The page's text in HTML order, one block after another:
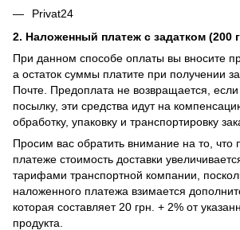
Privat24
2. Наложенный платеж с задатком (200
При данном способе оплаты вы вносите
а остаток суммы платите при получении
Почте. Предоплата не возвращается,
посылку, эти средства идут на
обработку, упаковку и транспортировку
Просим вас обратить внимание на то, что
платеже стоимость доставки
тарифами транспортной компании,
наложенного платежа взимается
которая составляет 20 грн. + 2% от
продукта.